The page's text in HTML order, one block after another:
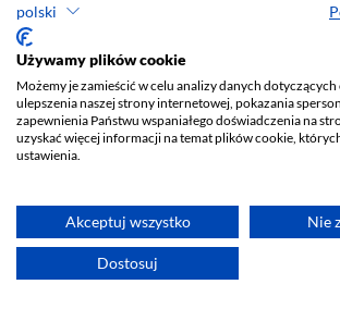
polski
Używamy plików cookie
Możemy je zamieścić w celu analizy danych
ulepszenia naszej strony internetowej, pokazania
zapewnienia Państwu wspaniałego doświadczenia na
uzyskać więcej informacji na temat plików cookie,
ustawienia.
Akceptuj wszystko Nie
Dostosuj